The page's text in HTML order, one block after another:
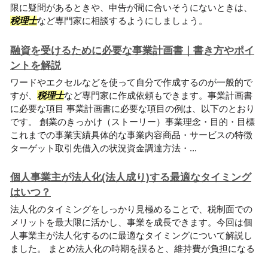
限に疑問があるときや、申告が間に合いそうにないときは、
税理士など専門家に相談するようにしましょう。
融資を受けるために必要な事業計画書｜書き方やポイ
ントを解説
ワードやエクセルなどを使って自分で作成するのが一般的で
すが、 税理士など専門家に作成依頼もできます。事業計画書
に必要な項目 事業計画書に必要な項目の例は、以下のとおり
です。 創業のきっかけ（ストーリー）事業理念・目的・目標
これまでの事業実績具体的な事業内容商品・サービスの特徴
ターゲット取引先借入の状況資金調達方法・...
個人事業主が法人化(法人成り)する最適なタイミング
はいつ？
法人化のタイミングをしっかり見極めることで、税制面での
メリットを最大限に活かし、事業を成長できます。今回は個
人事業主が法人化するのに最適なタイミングについて解説し
ました。 まとめ法人化の時期を誤ると、維持費が負担になる